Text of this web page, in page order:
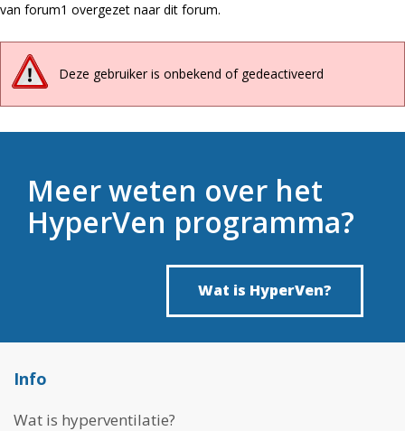
van forum1 overgezet naar dit forum.
Deze gebruiker is onbekend of gedeactiveerd
Meer weten over het
HyperVen programma?
Wat is HyperVen?
Info
Wat is hyperventilatie?